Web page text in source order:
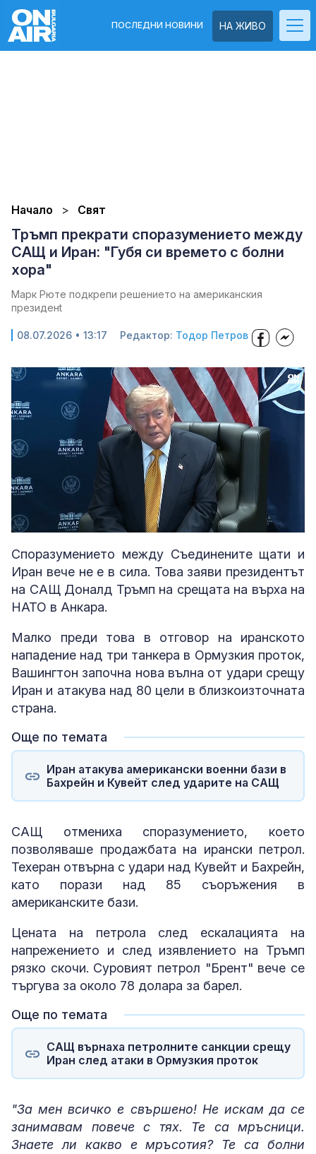
НА ЖИВО
ПОСЛЕДНИ НОВИНИ
Начало Свят
Тръмп прекрати споразумението между
САЩ и Иран: "Губя си времето с болни
хора"
Марк Рюте подкрепи решението на американския
президенt
08.07.2026 • 13:17 Редактор: Тодор Петров
Unmute
55.11%
Споразумението между Съединените щати и
Иран вече не е в сила. Това заяви президентът
на САЩ Доналд Тръмп на срещата на върха на
НАТО в Анкара.
Малко преди това в отговор на иранското
нападение над три танкера в Ормузкия проток,
Вашингтон започна нова вълна от удари срещу
Иран и атакува над 80 цели в близкоизточната
страна.
Още по темата
Иран атакува американски военни бази в
Бахрейн и Кувейт след ударите на САЩ
САЩ отмениха споразумението, което
позволяваше продажбата на ирански петрол.
Техеран отвърна с удари над Кувейт и Бахрейн,
като порази над 85 съоръжения в
американските бази.
Цената на петрола след ескалацията на
напрежението и след изявлението на Тръмп
рязко скочи. Суровият петрол "Брент" вече се
търгува за около 78 долара за барел.
Още по темата
САЩ върнаха петролните санкции срещу
Иран след атаки в Ормузкия проток
"За мен всичко е свършено! Не искам да се
занимавам повече с тях. Те са мръсници.
Знаете ли какво е мръсотия? Те са болни